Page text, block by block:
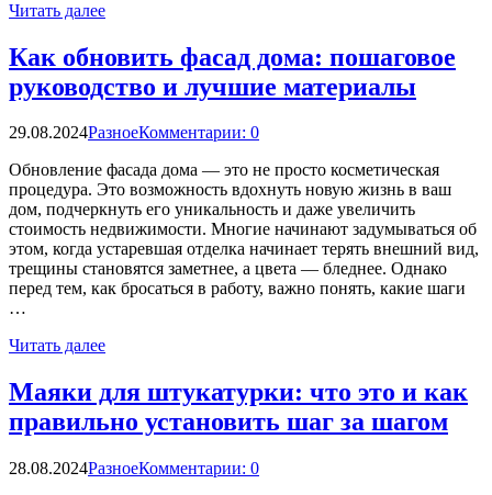
Читать далее
Как обновить фасад дома: пошаговое
руководство и лучшие материалы
29.08.2024РазноеКомментарии: 0
Обновление фасада дома — это не просто косметическая
процедура. Это возможность вдохнуть новую жизнь в ваш
дом, подчеркнуть его уникальность и даже увеличить
стоимость недвижимости. Многие начинают задумываться об
этом, когда устаревшая отделка начинает терять внешний вид,
трещины становятся заметнее, а цвета — бледнее. Однако
перед тем, как бросаться в работу, важно понять, какие шаги
…
Читать далее
Маяки для штукатурки: что это и как
правильно установить шаг за шагом
28.08.2024РазноеКомментарии: 0